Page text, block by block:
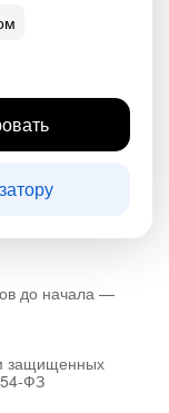
до начала —
защищенных
54-ФЗ